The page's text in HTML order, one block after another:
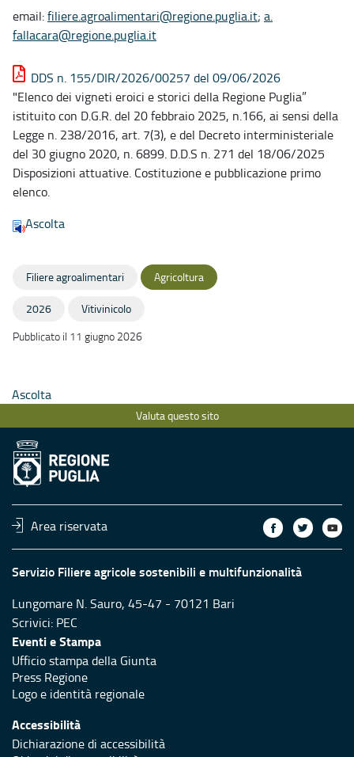
email:filiere.agroalimentari@regione.puglia.it; a.
fallacara@regione.puglia.it
DDS n. 155/DIR/2026/00257 del 09/06/2026
"Elenco dei vigneti eroici e storici della Regione Puglia”
istituito con D.G.R. del 20 febbraio 2025, n.166, ai sensi della
Legge n. 238/2016, art. 7(3), e del Decreto interministeriale
del 30 giugno 2020, n. 6899. D.D.S n. 271 del 18/06/2025
Disposizioni attuative. Costituzione e pubblicazione primo
elenco.
Ascolta
Filiere agroalimentari Agricoltura
2026
Vitivinicolo
Pubblicato il 11 giugno 2026
Ascolta
Valuta questo sito
Area riservata
Servizio Filiere agricole sostenibili e multifunzionalità
Lungomare N. Sauro, 45-47 - 70121 Bari
Scrivici: PEC
Eventi e Stampa
Ufficio stampa della Giunta
Press Regione
Logo e identità regionale
Accessibilità
Dichiarazione di accessibilità